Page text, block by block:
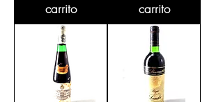
carrito
carrito